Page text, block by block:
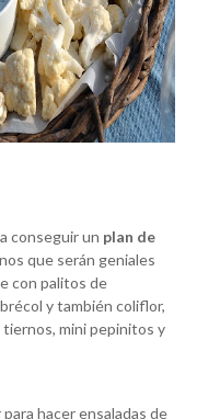
conseguir un plan de
que serán geniales
con palitos de
y también coliflor,
mini pepinitos y
hacer ensaladas de